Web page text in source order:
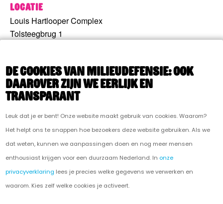
De cookies van Milieudefensie: ook
daarover zijn we eerlijk en
transparant
Leuk dat je er bent! Onze website maakt gebruik van cookies. Waarom?
Het helpt ons te snappen hoe bezoekers deze website gebruiken. Als we
dat weten, kunnen we aanpassingen doen en nog meer mensen
enthousiast krijgen voor een duurzaam Nederland. In onze
privacyverklaring lees je precies welke gegevens we verwerken en
waarom. Kies zelf welke cookies je activeert.
Locatie
Louis Hartlooper Complex
Tolsteegbrug 1
PREV NEXT